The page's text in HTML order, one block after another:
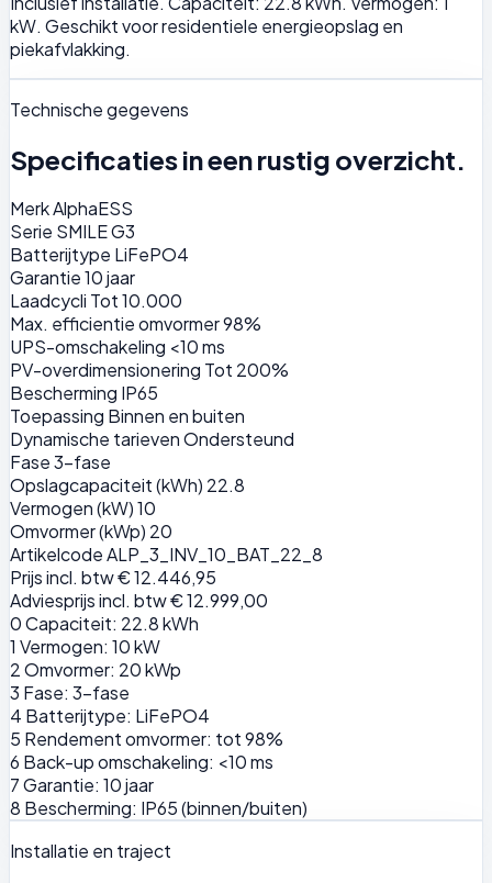
kW. Geschikt voor residentiele energieopslag en
piekafvlakking.
Technische gegevens
Specificaties in een rustig overzicht.
MerkAlphaESS
Serie SMILE G3
Batterijtype LiFePO4
Garantie10 jaar
Laadcycli Tot 10.000
Max. efficientie omvormer98%
UPS-omschakeling <10 ms
PV-overdimensionering Tot 200%
Bescherming IP65
Toepassing Binnen en buiten
Dynamische tarievenOndersteund
Fase3-fase
Opslagcapaciteit (kWh) 22.8
Vermogen (kW)10
Omvormer (kWp) 20
ArtikelcodeALP_3_INV_10_BAT_22_8
Prijs incl. btw€ 12.446,95
Adviesprijs incl. btw€ 12.999,00
0Capaciteit: 22.8 kWh
1 Vermogen: 10 kW
2Omvormer: 20 kWp
3 Fase: 3-fase
4 Batterijtype: LiFePO4
5 Rendement omvormer: tot 98%
6 Back-up omschakeling: <10 ms
7Garantie: 10 jaar
8 Bescherming: IP65 (binnen/buiten)
Installatie en traject